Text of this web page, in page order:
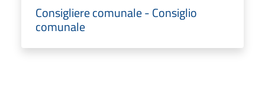
Consigliere comunale - Consiglio
comunale